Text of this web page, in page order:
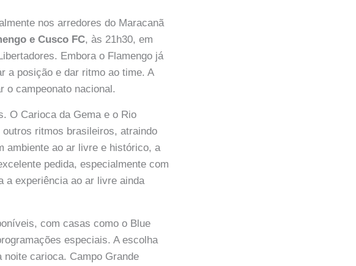
nos arredores do Maracanã
e Cusco FC, às 21h30, em
Embora o Flamengo já
a posição e dar ritmo ao time. A
o campeonato nacional.
O Carioca da Gema e o Rio
ritmos brasileiros, atraindo
ambiente ao ar livre e histórico, a
pedida, especialmente com
a experiência ao ar livre ainda
com casas como o Blue
especiais. A escolha
carioca. Campo Grande